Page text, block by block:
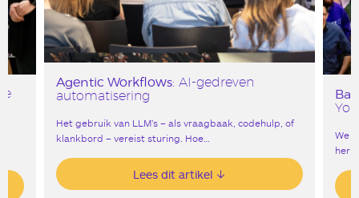
Agentic Workflows: AI-gedreven
automatisering
Het gebruik van LLM’s – als vraagbaak, codehulp, of
klankbord – vereist sturing. Hoe…
Lees dit artikel
We